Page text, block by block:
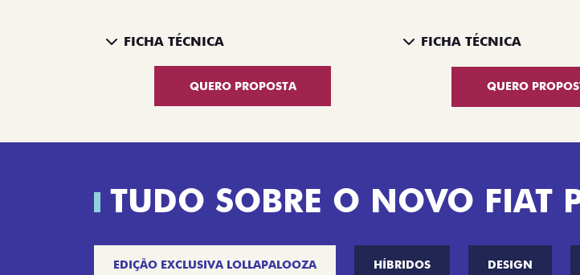
FICHA TÉCNICA
QUERO PROPOSTA
FICHA TÉCNICA
QUERO
TUDO SOBRE O NOVO FIAT
EDIÇÃO EXCLUSIVA LOLLAPALOOZA HÍBRIDOS DESIGN